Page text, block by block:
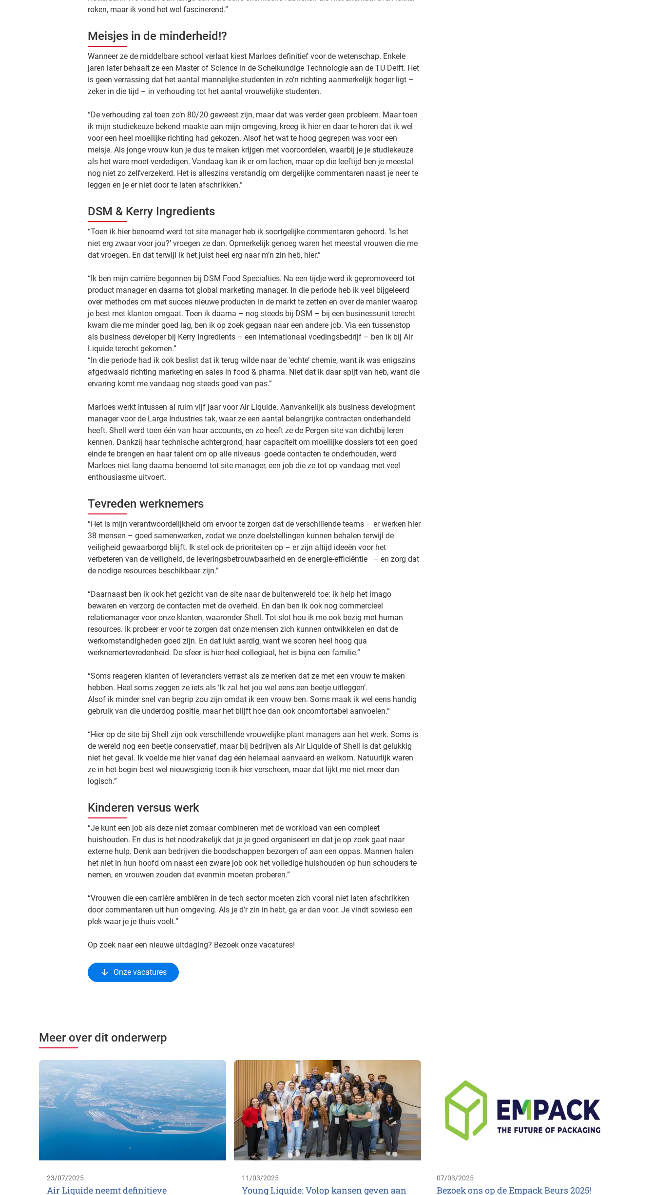
roken, maar ik vond het wel fascinerend.”
Meisjes in de minderheid!?
Wanneer ze de middelbare school verlaat kiest Marloes definitief voor de wetenschap. Enkele
jaren later behaalt ze een Master of Science in de Scheikundige Technologie aan de TU Delft. Het
is geen verrassing dat het aantal mannelijke studenten in zo’n richting aanmerkelijk hoger ligt –
zeker in die tijd – in verhouding tot het aantal vrouwelijke studenten.
“De verhouding zal toen zo’n 80/20 geweest zijn, maar dat was verder geen probleem. Maar toen
ik mijn studiekeuze bekend maakte aan mijn omgeving, kreeg ik hier en daar te horen dat ik wel
voor een heel moeilijke richting had gekozen. Alsof het wat te hoog gegrepen was voor een
meisje. Als jonge vrouw kun je dus te maken krijgen met vooroordelen, waarbij je je studiekeuze
als het ware moet verdedigen. Vandaag kan ik er om lachen, maar op die leeftijd ben je meestal
nog niet zo zelfverzekerd. Het is alleszins verstandig om dergelijke commentaren naast je neer te
leggen en je er niet door te laten afschrikken.”
DSM & Kerry Ingredients
“Toen ik hier benoemd werd tot site manager heb ik soortgelijke commentaren gehoord. ‘Is het
niet erg zwaar voor jou?’ vroegen ze dan. Opmerkelijk genoeg waren het meestal vrouwen die me
dat vroegen. En dat terwijl ik het juist heel erg naar m’n zin heb, hier.”
“Ik ben mijn carrière begonnen bij DSM Food Specialties. Na een tijdje werd ik gepromoveerd tot
product manager en daarna tot global marketing manager. In die periode heb ik veel bijgeleerd
over methodes om met succes nieuwe producten in de markt te zetten en over de manier waarop
je best met klanten omgaat. Toen ik daarna – nog steeds bij DSM – bij een businessunit terecht
kwam die me minder goed lag, ben ik op zoek gegaan naar een andere job. Via een tussenstop
als business developer bij Kerry Ingredients – een internationaal voedingsbedrijf – ben ik bij Air
Liquide terecht gekomen.”
“In die periode had ik ook beslist dat ik terug wilde naar de ‘echte’ chemie, want ik was enigszins
afgedwaald richting marketing en sales in food & pharma. Niet dat ik daar spijt van heb, want die
ervaring komt me vandaag nog steeds goed van pas.”
Marloes werkt intussen al ruim vijf jaar voor Air Liquide. Aanvankelijk als business development
manager voor de Large Industries tak, waar ze een aantal belangrijke contracten onderhandeld
heeft. Shell werd toen één van haar accounts, en zo heeft ze de Pergen site van dichtbij leren
kennen. Dankzij haar technische achtergrond, haar capaciteit om moeilijke dossiers tot een goed
einde te brengen en haar talent om op alle niveaus goede contacten te onderhouden, werd
Marloes niet lang daarna benoemd tot site manager, een job die ze tot op vandaag met veel
enthousiasme uitvoert.
Tevreden werknemers
“Het is mijn verantwoordelijkheid om ervoor te zorgen dat de verschillende teams – er werken hier
38 mensen – goed samenwerken, zodat we onze doelstellingen kunnen behalen terwijl de
veiligheid gewaarborgd blijft. Ik stel ook de prioriteiten op – er zijn altijd ideeën voor het
verbeteren van de veiligheid, de leveringsbetrouwbaarheid en de energie-efficiëntie – en zorg dat
de nodige resources beschikbaar zijn.”
“Daarnaast ben ik ook het gezicht van de site naar de buitenwereld toe: ik help het imago
bewaren en verzorg de contacten met de overheid. En dan ben ik ook nog commercieel
relatiemanager voor onze klanten, waaronder Shell. Tot slot hou ik me ook bezig met human
resources. Ik probeer er voor te zorgen dat onze mensen zich kunnen ontwikkelen en dat de
werkomstandigheden goed zijn. En dat lukt aardig, want we scoren heel hoog qua
werknemertevredenheid. De sfeer is hier heel collegiaal, het is bijna een familie.”
“Soms reageren klanten of leveranciers verrast als ze merken dat ze met een vrouw te maken
hebben. Heel soms zeggen ze iets als ‘Ik zal het jou wel eens een beetje uitleggen’.
Alsof ik minder snel van begrip zou zijn omdat ik een vrouw ben. Soms maak ik wel eens handig
gebruik van die underdog positie, maar het blijft hoe dan ook oncomfortabel aanvoelen.”
“Hier op de site bij Shell zijn ook verschillende vrouwelijke plant managers aan het werk. Soms is
de wereld nog een beetje conservatief, maar bij bedrijven als Air Liquide of Shell is dat gelukkig
niet het geval. Ik voelde me hier vanaf dag één helemaal aanvaard en welkom. Natuurlijk waren
ze in het begin best wel nieuwsgierig toen ik hier verscheen, maar dat lijkt me niet meer dan
logisch.”
Kinderen versus werk
“Je kunt een job als deze niet zomaar combineren met de workload van een compleet
huishouden. En dus is het noodzakelijk dat je je goed organiseert en dat je op zoek gaat naar
externe hulp. Denk aan bedrijven die boodschappen bezorgen of aan een oppas. Mannen halen
het niet in hun hoofd om naast een zware job ook het volledige huishouden op hun schouders te
nemen, en vrouwen zouden dat evenmin moeten proberen.”
“Vrouwen die een carrière ambiëren in de tech sector moeten zich vooral niet laten afschrikken
door commentaren uit hun omgeving. Als je d’r zin in hebt, ga er dan voor. Je vindt sowieso een
plek waar je je thuis voelt.”
Op zoek naar een nieuwe uitdaging? Bezoek onze vacatures!
Onze vacatures
Meer over dit onderwerp
23/07/2025
Air Liquide neemt definitieve
11/03/2025
Young Liquide: Volop kansen geven aan
07/03/2025
Bezoek ons op de Empack Beurs 2025!